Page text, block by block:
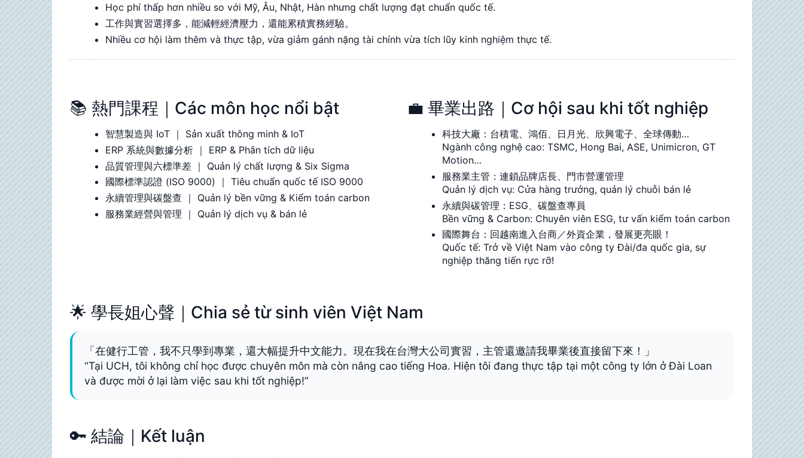
Học phí thấp hơn nhiều so với Mỹ, Âu, Nhật, Hàn nhưng chất lượng đạt chuẩn quốc tế.
工作與實習選擇多，能減輕經濟壓力，還能累積實務經驗。
Nhiều cơ hội làm thêm và thực tập, vừa giảm gánh nặng tài chính vừa tích lũy kinh nghiệm thực tế.
📚 熱門課程｜Các môn học nổi bật
智慧製造與 IoT ｜ Sản xuất thông minh & IoT
ERP 系統與數據分析 ｜ ERP & Phân tích dữ liệu
品質管理與六標準差 ｜ Quản lý chất lượng & Six Sigma
國際標準認證 (ISO 9000) ｜ Tiêu chuẩn quốc tế ISO 9000
永續管理與碳盤查 ｜ Quản lý bền vững & Kiểm toán carbon
服務業經營與管理 ｜ Quản lý dịch vụ & bán lẻ
💼 畢業出路｜Cơ hội sau khi tốt nghiệp
科技大廠：台積電、鴻佰、日月光、欣興電子、全球傳動…
Ngành công nghệ cao: TSMC, Hong Bai, ASE, Unimicron, GT
Motion…
服務業主管：連鎖品牌店長、門市營運管理
Quản lý dịch vụ: Cửa hàng trưởng, quản lý chuỗi bán lẻ
永續與碳管理：ESG、碳盤查專員
Bền vững & Carbon: Chuyên viên ESG, tư vấn kiểm toán carbon
國際舞台：回越南進入台商／外資企業，發展更亮眼！
Quốc tế: Trở về Việt Nam vào công ty Đài/đa quốc gia, sự
nghiệp thăng tiến rực rỡ!
🌟 學長姐心聲｜Chia sẻ từ sinh viên Việt Nam
「在健行工管，我不只學到專業，還大幅提升中文能力。現在我在台灣大公司實習，主管還邀請我畢業後直接留下來！」
“Tại UCH, tôi không chỉ học được chuyên môn mà còn nâng cao tiếng Hoa. Hiện tôi đang thực tập tại một công ty lớn ở Đài Loan
và được mời ở lại làm việc sau khi tốt nghiệp!”
🔑 結論｜Kết luận